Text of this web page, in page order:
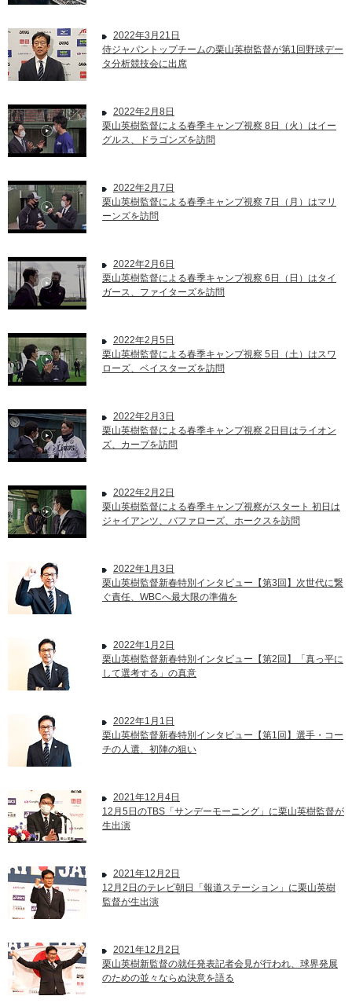
2022年3月21日
侍ジャパントップチームの栗山英樹監督が第1回野球デー
タ分析競技会に出席
2022年2月8日
栗山英樹監督による春季キャンプ視察 8日（火）はイー
グルス、ドラゴンズを訪問
2022年2月7日
栗山英樹監督による春季キャンプ視察 7日（月）はマリ
ーンズを訪問
2022年2月6日
栗山英樹監督による春季キャンプ視察 6日（日）はタイ
ガース、ファイターズを訪問
2022年2月5日
栗山英樹監督による春季キャンプ視察 5日（土）はスワ
ローズ、ベイスターズを訪問
2022年2月3日
栗山英樹監督による春季キャンプ視察 2日目はライオン
ズ、カープを訪問
2022年2月2日
栗山英樹監督による春季キャンプ視察がスタート 初日は
ジャイアンツ、バファローズ、ホークスを訪問
2022年1月3日
栗山英樹監督新春特別インタビュー【第3回】次世代に繋
ぐ責任、WBCへ最大限の準備を
2022年1月2日
栗山英樹監督新春特別インタビュー【第2回】「真っ平に
して選考する」の真意
2022年1月1日
栗山英樹監督新春特別インタビュー【第1回】選手・コー
チの人選、初陣の狙い
2021年12月4日
12月5日のTBS「サンデーモーニング」に栗山英樹監督が
生出演
2021年12月2日
12月2日のテレビ朝日「報道ステーション」に栗山英樹
監督が生出演
2021年12月2日
栗山英樹新監督の就任発表記者会見が行われ、球界発展
のための並々ならぬ決意を語る